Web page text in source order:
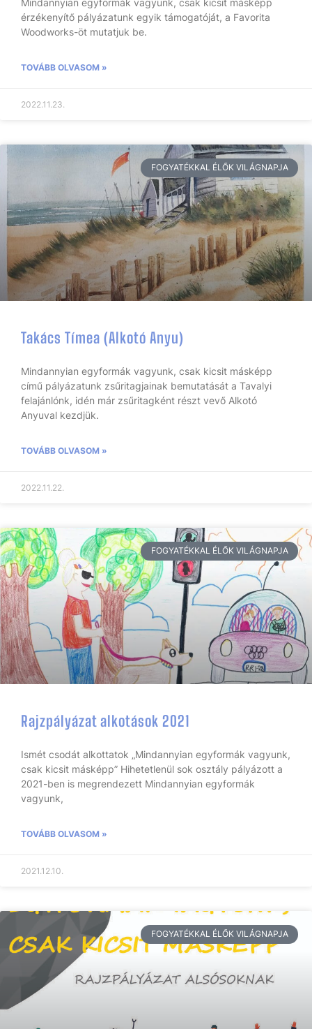
Mindannyian egyformák vagyunk, csak kicsit másképp
érzékenyítő pályázatunk egyik támogatóját, a Favorita
Woodworks-öt mutatjuk be.
TOVÁBB OLVASOM »
2022.11.23.
FOGYATÉKKAL ÉLŐK VILÁGNAPJA
Takács Tímea (Alkotó Anyu)
Mindannyian egyformák vagyunk, csak kicsit másképp
című pályázatunk zsűritagjainak bemutatását a Tavalyi
felajánlónk, idén már zsűritagként részt vevő Alkotó
Anyuval kezdjük.
TOVÁBB OLVASOM »
2022.11.22.
FOGYATÉKKAL ÉLŐK VILÁGNAPJA
Rajzpályázat alkotások 2021
Ismét csodát alkottatok „Mindannyian egyformák vagyunk,
csak kicsit másképp” Hihetetlenül sok osztály pályázott a
2021-ben is megrendezett Mindannyian egyformák
vagyunk,
TOVÁBB OLVASOM »
2021.12.10.
FOGYATÉKKAL ÉLŐK VILÁGNAPJA